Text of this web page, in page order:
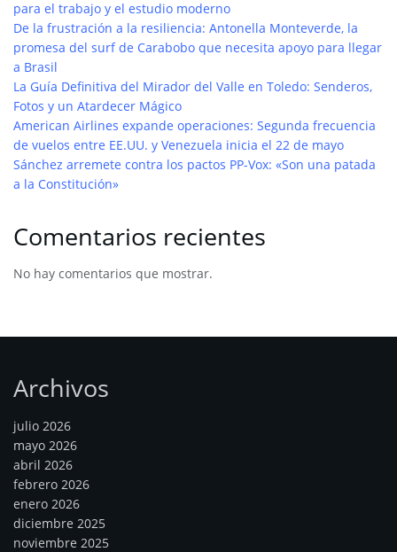
para el trabajo y el estudio moderno
De la frustración a la resiliencia: Antonella Monteverde, la
promesa del surf de Carabobo que necesita apoyo para llegar
a Brasil
La Guía Definitiva del Mirador del Valle en Toledo: Senderos,
Fotos y un Atardecer Mágico
American Airlines expande operaciones: Segunda frecuencia
de vuelos entre EE.UU. y Venezuela inicia el 22 de mayo
Sánchez arremete contra los pactos PP-Vox: «Son una patada
a la Constitución»
Comentarios recientes
No hay comentarios que mostrar.
Archivos
julio 2026
mayo 2026
abril 2026
febrero 2026
enero 2026
diciembre 2025
noviembre 2025